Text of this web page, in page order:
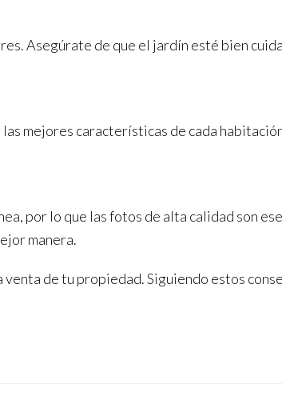
Asegúrate de que el jardín esté bien
mejores características de cada
por lo que las fotos de alta calidad son
manera.
de tu propiedad. Siguiendo estos